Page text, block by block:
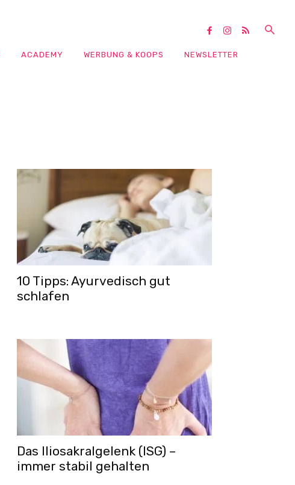
ACADEMY WERBUNG & KOOPS NEWSLETTER
10 Tipps: Ayurvedisch gut
schlafen
Das Iliosakralgelenk (ISG) –
immer stabil gehalten